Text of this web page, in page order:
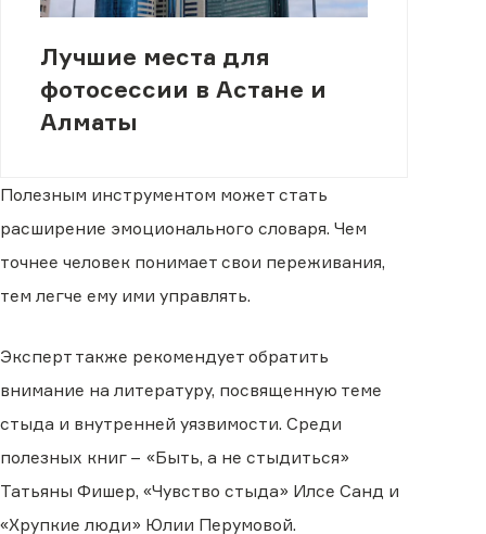
Лучшие места для
фотосессии в Астане и
Алматы
Полезным инструментом может стать
расширение эмоционального словаря. Чем
точнее человек понимает свои переживания,
тем легче ему ими управлять.
Эксперт также рекомендует обратить
внимание на литературу, посвященную теме
стыда и внутренней уязвимости. Среди
полезных книг − «Быть, а не стыдиться»
Татьяны Фишер, «Чувство стыда» Илсе Санд и
«Хрупкие люди» Юлии Перумовой.